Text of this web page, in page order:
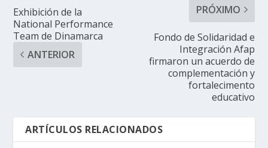
Exhibición de la
National Performance
Team de Dinamarca
ANTERIOR
PRÓXIMO
Fondo de Solidaridad e
Integración Afap
firmaron un acuerdo de
complementación y
fortalecimento
educativo
ARTÍCULOS RELACIONADOS